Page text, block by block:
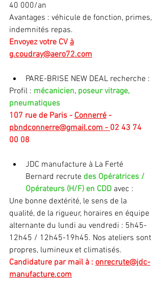
40 000/an
Avantages : véhicule de fonction, primes,
indemnités repas.
Envoyez votre CV à
g.coudray@aero72.com
PARE-BRISE NEW DEAL recherche :
Profil : mécanicien, poseur vitrage,
pneumatiques
107 rue de Paris - Connerré -
pbndconnerre@gmail.com - 02 43 74
00 08
JDC manufacture à La Ferté
Bernard recrute des Opératrices /
Opérateurs (H/F) en CDD avec :
Une bonne dextérité, le sens de la
qualité, de la rigueur, horaires en équipe
alternante du lundi au vendredi : 5h45-
12h45 / 12h45-19h45. Nos ateliers sont
propres, lumineux et climatisés.
Candidature par mail à : onrecrute@jdc-
manufacture.com